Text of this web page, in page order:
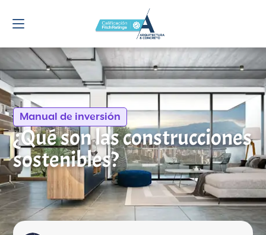
Manual de inversión
¿Qué son las construcciones
sostenibles?